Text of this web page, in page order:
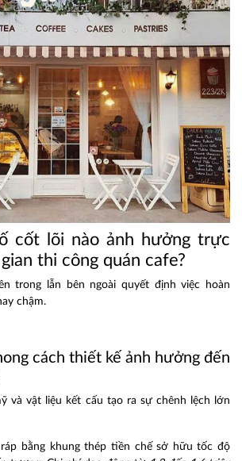
cốt lõi nào ảnh hưởng trực
thi công quán cafe?
trong lẫn bên ngoài quyết định việc hoàn
chậm.
cách thiết kế ảnh hưởng đến
và vật liệu kết cấu tạo ra sự chênh lệch lớn
bằng khung thép tiền chế sở hữu tốc độ